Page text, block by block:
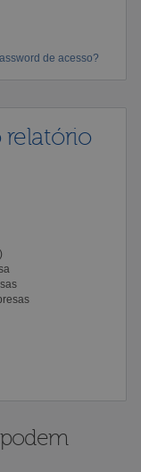
de acesso?
relatório